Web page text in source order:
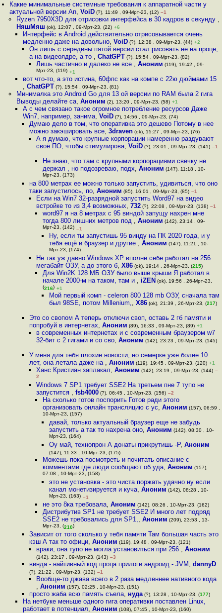
Какие минимальные системные требования к аппаратной части у
актуальной версии An,VoiD (?), 11:49 , 09-Мрт-23, (12) –1
Ryzen 7950X3D для отрисовки интерфейса в 30 кадров в секунду ,
НяшМяш (ok), 12:07 , 09-Мрт-23, (22) +6
Интерфейс в Android действительно отрисовывается очень
медленно даже на довольно, VoiD(?), 12:38 , 09-Мрт-23, (44) +2
Он лишь с середины пятой версии стал рисовать не на проце,
а на видеоядре, а то ,ChatGPT (?), 15:54 , 09-Мрт-23, (82)
Лишь частично и далеко не все , Аноним (119), 19:42 , 09-
Мрт-23, (119) +1
вот что-то, а это истина, 60фпс как на компе с 22ю дюймами 15
, ChatGPT (?), 15:54 , 09-Мрт-23, (81)
Минималка это Android Go для 13 ой версии по RAM была 2 гига
Выводы делайте са, Аноним (2), 13:20 , 09-Мрт-23, (58) +1
А с чем связано такое огромное потребление ресурсов Даже
Win7, например, занима, VoiD(?), 14:56 , 09-Мрт-23, (74)
Думаю дело в том, что оперативка это дешево Потому в нее
можно закэшировать все,3draven (ok), 15:27 , 09-Мрт-23, (76)
А я думаю, что крупные корпорации намеренно раздувают
своё ПО, чтобы стимулирова, VoiD(?), 23:01 , 09-Мрт-23, (141) –1
Не знаю, что там с крупными корпорациями свечку не
держал , но подозреваю, подх, Аноним (147), 11:18 , 10-
Мрт-23, (173)
на 800 метрах ее можно только запустить, удивиться, что оно
таки запустилось, по,Аноним (85), 16:01 , 09-Мрт-23, (85) –1
Если на Win7 32-разрядной запустить Word97 на видео
встройке то из 3,4 возможных, 732(?), 22:08 , 09-Мрт-23, (138) –1
word97 я на 8 метрах с 95 виндой запущу нахрен мне
тогда 800 лишних метров под , Аноним (142), 23:14 , 09-
Мрт-23, (142) –1
Ну, если ты запустишь 95 винду на ПК 2020 года, и у
тебя ещё и браузер и другие ,Аноним (147), 11:21 , 10-
Мрт-23, (174)
Не так уж давно Windows XP вполне себе работал на 256
мегабайт ОЗУ, а до этого б, X86(ok), 19:14 , 26-Мрт-23, (215)
Для Win2K 128 МБ ОЗУ было выше крыши Я работал в
начале 2000-м на таком, там и , iZEN (ok), 19:56 , 26-Мрт-23,
(216) +1
Мой первый комп - celeron 800 128 mb ОЗУ, сначала там
был 98SE, потом Millenium,,X86 (ok), 21:39 , 26-Мрт-23, (217)
Это со свопом А теперь отключи своп, оставь 2 гб памяти и
попробуй в интернетах,Аноним (89), 16:33 , 09-Мрт-23, (89) +1
в современных интернетах и с современным браузером w7
32-бит c 2 гигами и со сво, Аноним (142), 23:23 , 09-Мрт-23, (145)
У меня для тебя плохие новости, но семерке уже более 10
лет, она летала даже на ,Аноним (119), 19:45 , 09-Мрт-23, (120) +1
Ханс Кристиан заплакал, Аноним (142), 23:19 , 09-Мрт-23, (144) –
2
Windows 7 SP1 требует SSE2 На третьем пне 7 тупо не
запустится , fsb4000(?), 06:45 , 10-Мрт-23, (156) –2
На сколько готов поспорить Готов ради этого
организовать онлайн трансляцию с ус, Аноним (157), 06:59 ,
10-Мрт-23, (157)
давай, только актуальный браузер еще не забудь
запустить а так то нахрена оно,Аноним (142), 08:30 , 10-
Мрт-23, (164)
Оу май, технопрон А донаты прикрутишь -Р,Аноним
(147), 11:33 , 10-Мрт-23, (175)
Можешь пока посмотреть и почитать описание с
комментами где люди сообщают об уда, Аноним (157),
07:08 , 10-Мрт-23, (158)
это не установка - это чиста поржать удачно ну если
канал монетизируется и куча,Аноним (142), 08:28 , 10-
Мрт-23, (163) –1
не это 8ка требовала, Аноним (142), 08:26 , 10-Мрт-23, (162)
Дистрибутив SP1 не требует SSE2 И много лет подряд
SSE2 не требовались для SP1,, Аноним (209), 23:53 , 13-
Мрт-23, (210)
Зависит от того сколько у тебя памяти Там большая часть это
кэш А так то офици,Аноним (119), 19:48 , 09-Мрт-23, (121)
враки, она тупо не могла установиться при 256 , Аноним
(142), 23:17 , 09-Мрт-23, (143) –3
винда - найтивный код проца прилоги андроид - JVM ,dannyD
(?), 21:22 , 09-Мрт-23, (132) –1
Вообще-то джава всего в 2 раза медленнее нативного кода
, Аноним (157), 02:25 , 10-Мрт-23, (151)
просто жаба всю память съела, нуда (?), 13:28 , 10-Мрт-23, (177)
На нетбуке меньше одного гига оперативки поставлен Linux,
работает в потенциал, Аноним (108), 07:45 , 10-Мрт-23, (160)